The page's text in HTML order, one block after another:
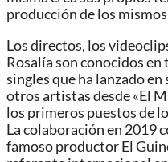
producción de los
Los directos, los
Rosalía son conocidos
singles que ha lanzado
otros artistas desde «El
los primeros puestos de
La colaboración en 2019
famoso productor El